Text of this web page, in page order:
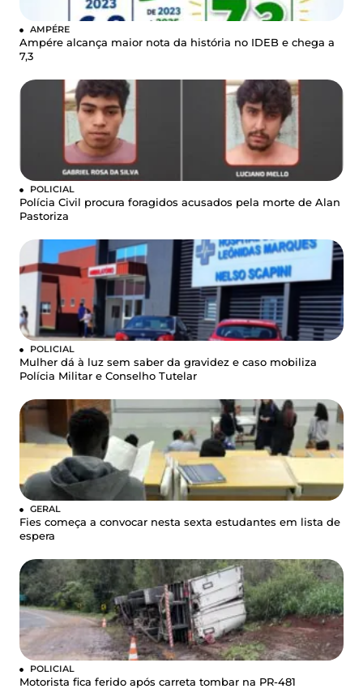
AMPÉRE
Ampére alcança maior nota da história no IDEB e chega a
7,3
POLICIAL
Polícia Civil procura foragidos acusados pela morte de Alan
Pastoriza
POLICIAL
Mulher dá à luz sem saber da gravidez e caso mobiliza
Polícia Militar e Conselho Tutelar
GERAL
Fies começa a convocar nesta sexta estudantes em lista de
espera
POLICIAL
Motorista fica ferido após carreta tombar na PR-481